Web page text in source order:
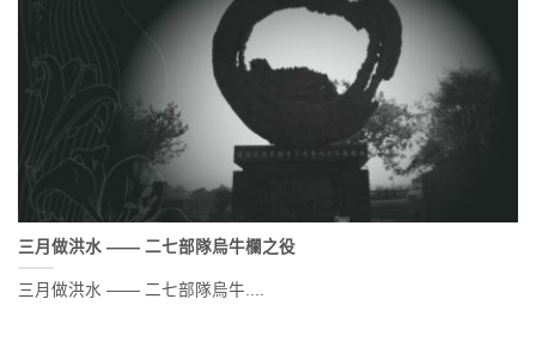
三月做洪水 —— 二七部隊烏牛欄之役
三月做洪水 —— 二七部隊烏牛....